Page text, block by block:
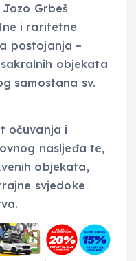
Grbeš
i raritetne
postojanja –
objekata
samostana sv.
očuvanja i
nasljeđa te,
objekata,
svjedoke